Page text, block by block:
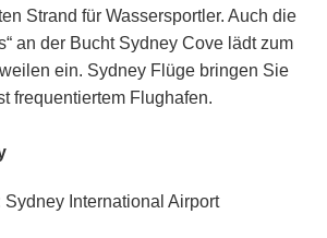
Strand für Wassersportler. Auch die
an der Bucht Sydney Cove lädt zum
ein. Sydney Flüge bringen Sie
frequentiertem Flughafen.
International Airport